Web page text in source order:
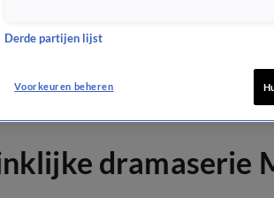
dramaserie
Derde partijen lijst
Voorkeuren beheren